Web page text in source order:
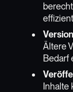
Ältere
Bedarf